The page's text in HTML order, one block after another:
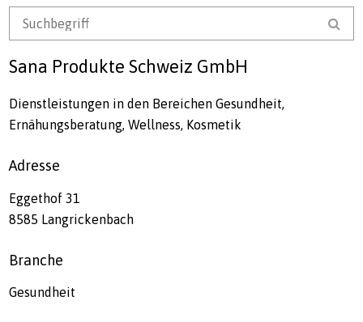
Sana Produkte Schweiz GmbH
Dienstleistungen in den Bereichen Gesundheit,
Ernähungsberatung, Wellness, Kosmetik
Adresse
Eggethof 31
8585 Langrickenbach
Branche
Gesundheit
Suchbegriff